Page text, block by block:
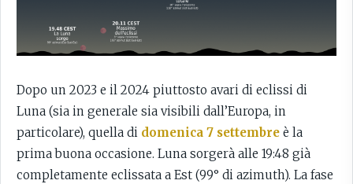
Dopo un 2023 e il 2024 piuttosto avari di eclissi di
Luna (sia in generale sia visibili dall’Europa, in
particolare), quella di domenica 7 settembre è la
prima buona occasione. Luna sorgerà alle 19:48 già
completamente eclissata a Est (99° di azimuth). La fase